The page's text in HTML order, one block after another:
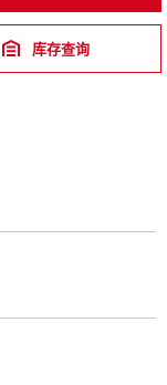
库存查询